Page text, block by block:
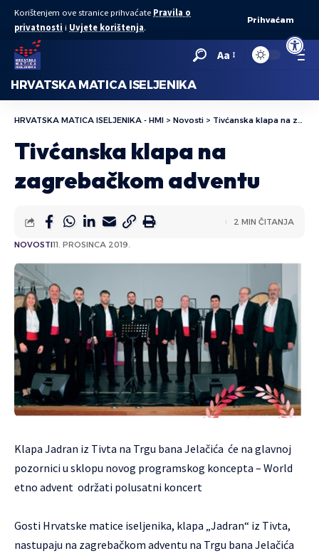
Open
Korištenjem ove stranice prihvaćate Pravila o
privatnosti i Uvjete korištenja.
Prihvaćam
Aa
HRVATSKA MATICA ISELJENIKA
HRVATSKA MATICA ISELJENIKA - HMI > Novosti > Tivćanska klapa na zagrebačkom adventu
Tivćanska klapa na
zagrebačkom adventu
NOVOSTI11. PROSINCA 2019.
2 MIN ČITANJA
Klapa Jadran iz Tivta na Trgu bana Jelačića će na glavnoj
pozornici u sklopu novog programskog koncepta – World
etno advent održati polusatni koncert
Gosti Hrvatske matice iseljenika, klapa „Jadran“ iz Tivta,
nastupaju na zagrebačkom adventu na Trgu bana Jelačića